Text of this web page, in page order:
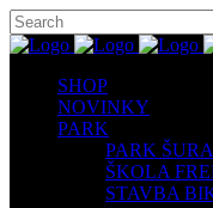
SHOP
NOVINKY
PARK
PARK
ŠKOLA
STAVBA